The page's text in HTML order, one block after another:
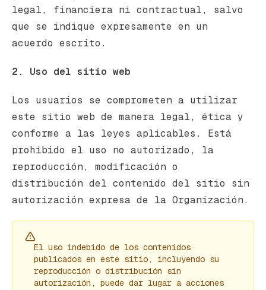
legal, financiera ni contractual, salvo
que se indique expresamente en un
acuerdo escrito.
2. Uso del sitio web
Los usuarios se comprometen a utilizar
este sitio web de manera legal, ética y
conforme a las leyes aplicables. Está
prohibido el uso no autorizado, la
reproducción, modificación o
distribución del contenido del sitio sin
autorización expresa de la Organización.
El uso indebido de los contenidos
publicados en este sitio, incluyendo su
reproducción o distribución sin
autorización, puede dar lugar a acciones